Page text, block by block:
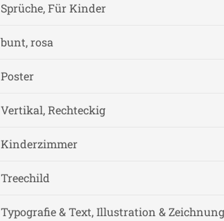
Sprüche, Für Kinder
bunt, rosa
Poster
Vertikal, Rechteckig
Kinderzimmer
Treechild
Typografie & Text, Illustration & Zeichnung